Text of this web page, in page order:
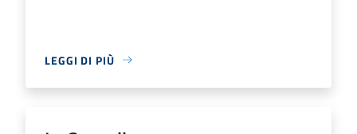
LEGGI DI PIÙ